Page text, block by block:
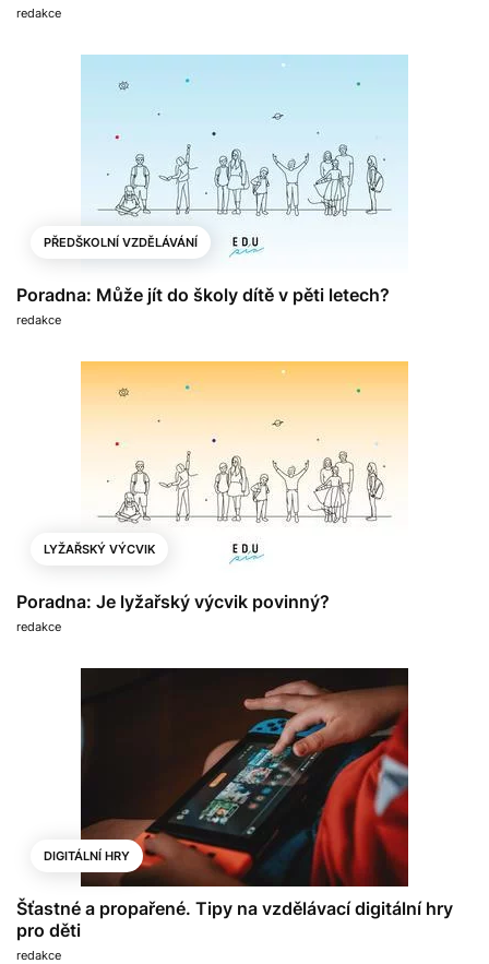
redakce
PŘEDŠKOLNÍ VZDĚLÁVÁNÍ
Poradna: Může jít do školy dítě v pěti letech?
redakce
LYŽAŘSKÝ VÝCVIK
Poradna: Je lyžařský výcvik povinný?
redakce
DIGITÁLNÍ HRY
Šťastné a propařené. Tipy na vzdělávací digitální hry
pro děti
redakce